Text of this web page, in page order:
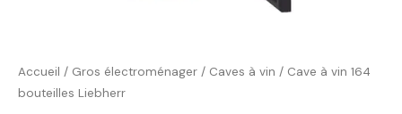
Accueil / Gros électroménager / Caves à vin / Cave à vin 164
bouteilles Liebherr